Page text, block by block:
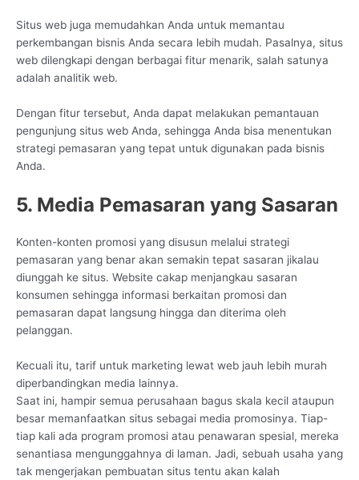
Situs web juga memudahkan Anda untuk memantau
perkembangan bisnis Anda secara lebih mudah. Pasalnya, situs
web dilengkapi dengan berbagai fitur menarik, salah satunya
adalah analitik web.
Dengan fitur tersebut, Anda dapat melakukan pemantauan
pengunjung situs web Anda, sehingga Anda bisa menentukan
strategi pemasaran yang tepat untuk digunakan pada bisnis
Anda.
5. Media Pemasaran yang Sasaran
Konten-konten promosi yang disusun melalui strategi
pemasaran yang benar akan semakin tepat sasaran jikalau
diunggah ke situs. Website cakap menjangkau sasaran
konsumen sehingga informasi berkaitan promosi dan
pemasaran dapat langsung hingga dan diterima oleh
pelanggan.
Kecuali itu, tarif untuk marketing lewat web jauh lebih murah
diperbandingkan media lainnya.
Saat ini, hampir semua perusahaan bagus skala kecil ataupun
besar memanfaatkan situs sebagai media promosinya. Tiap-
tiap kali ada program promosi atau penawaran spesial, mereka
senantiasa mengunggahnya di laman. Jadi, sebuah usaha yang
tak mengerjakan pembuatan situs tentu akan kalah